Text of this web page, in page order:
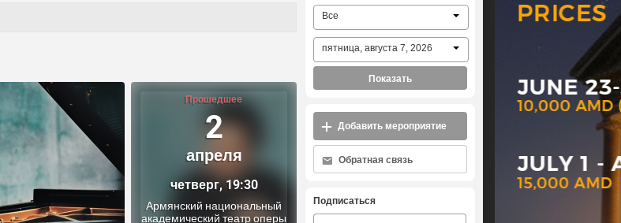
Прошедшее
2
апреля
четверг, 19:30
Армянский национальный
академический театр оперы
Все
пятница, августа 7, 2026
Показать
Добавить мероприятие
Обратная связь
Подписаться